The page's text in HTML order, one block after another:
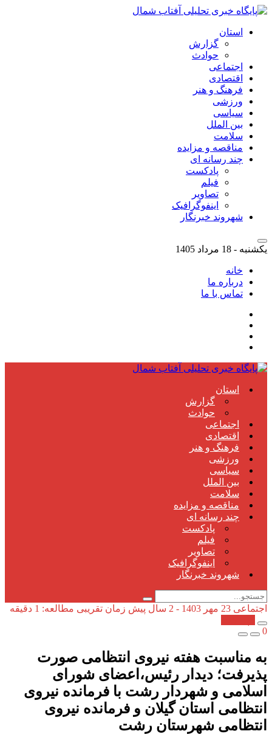
استان
گزارش
حوادث
اجتماعی
اقتصادی
فرهنگ و هنر
ورزشی
سیاسی
بین الملل
سلامت
مناقصه و مزایده
چند رسانه ای
پادکست
فیلم
تصاویر
اینفوگرافیک
شهروند خبرنگار
یکشنبه - 18 مرداد 1405
خانه
درباره ما
تماس با ما
استان
گزارش
حوادث
اجتماعی
اقتصادی
فرهنگ و هنر
ورزشی
سیاسی
بین الملل
سلامت
مناقصه و مزایده
چند رسانه ای
پادکست
فیلم
تصاویر
اینفوگرافیک
شهروند خبرنگار
اجتماعی 23 مهر 1403 - 2 سال پیش
زمان تقریبی مطالعه: 1 دقیقه
0
به مناسبت هفته نیروی انتظامی صورت
پذیرفت؛ دیدار رئیس،اعضای شورای
اسلامی و شهردار رشت با فرمانده نیروی
انتظامی استان گیلان و فرمانده نیروی
انتظامی شهرستان رشت